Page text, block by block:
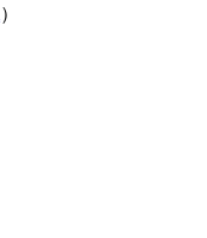
）